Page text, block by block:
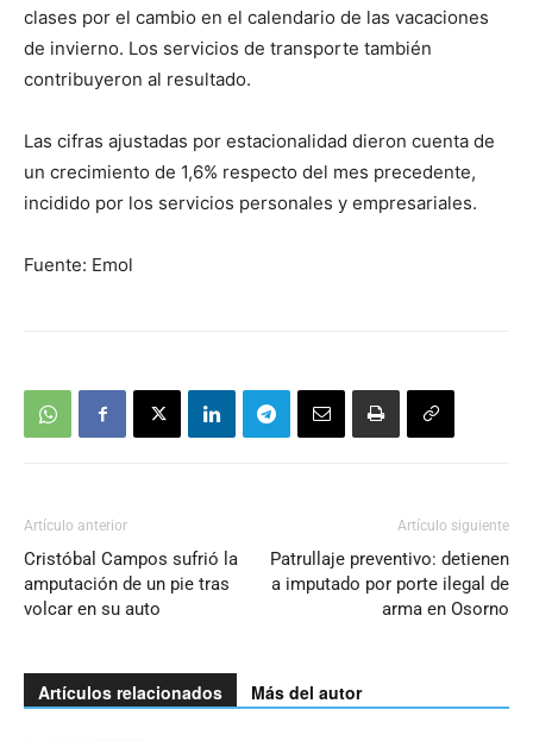
clases por el cambio en el calendario de las vacaciones
de invierno. Los servicios de transporte también
contribuyeron al resultado.
Las cifras ajustadas por estacionalidad dieron cuenta de
un crecimiento de 1,6% respecto del mes precedente,
incidido por los servicios personales y empresariales.
Fuente: Emol
Artículo anterior
Cristóbal Campos sufrió la
amputación de un pie tras
volcar en su auto
Artículo siguiente
Patrullaje preventivo: detienen
a imputado por porte ilegal de
arma en Osorno
Artículos relacionados Más del autor